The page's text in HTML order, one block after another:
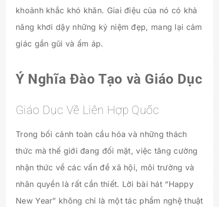
khoảnh khắc khó khăn. Giai điệu của nó có khả
năng khơi dậy những kỷ niệm đẹp, mang lại cảm
giác gần gũi và ấm áp.
Ý Nghĩa Đào Tạo và Giáo Dục
Giáo Dục Về Liên Hợp Quốc
Trong bối cảnh toàn cầu hóa và những thách
thức mà thế giới đang đối mặt, việc tăng cường
nhận thức về các vấn đề xã hội, môi trường và
nhân quyền là rất cần thiết. Lời bài hát “Happy
New Year” không chỉ là một tác phẩm nghệ thuật